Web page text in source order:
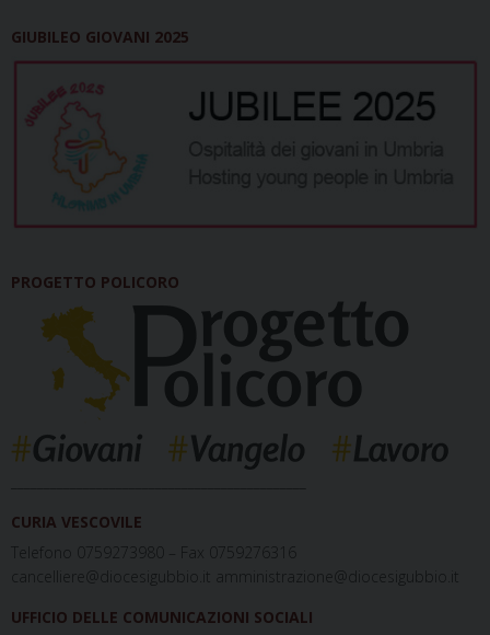
GIUBILEO GIOVANI 2025
PROGETTO POLICORO
CURIA VESCOVILE
Telefono 0759273980 – Fax 0759276316
cancelliere@diocesigubbio.it amministrazione@diocesigubbio.it
UFFICIO DELLE COMUNICAZIONI SOCIALI